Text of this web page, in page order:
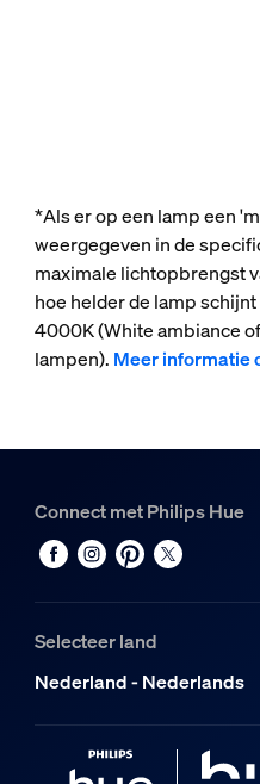
*Als er op een lamp een
weergegeven in de
maximale lichtopbrengst
hoe helder de lamp
4000K (White ambiance
lampen). Meer informatie
Connect met Philips Hue
Selecteer land
Nederland - Nederlands